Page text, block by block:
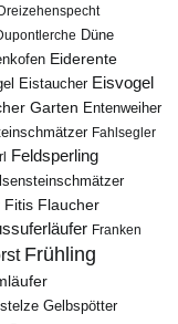
Dreizehenspecht
Düne
Eiderente
Eistaucher Eisvogel
Garten Entenweiher
Fahlsegler
Feldsperling
Fitis Flaucher
Franken
Frühling
Gelbspötter